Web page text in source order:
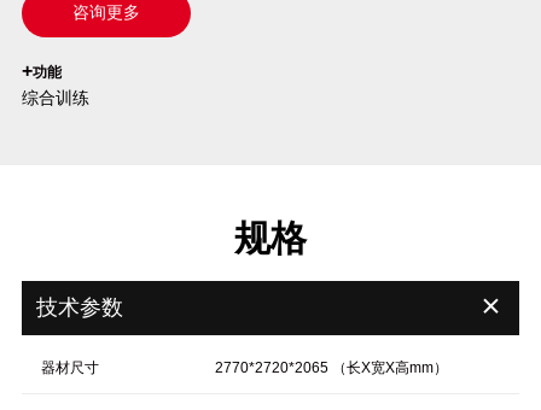
咨询更多
`
+功能
综合训练
规格
技术参数 ＋
器材尺寸 2770*2720*2065 （长X宽X高mm）